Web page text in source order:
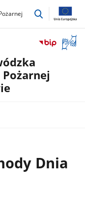
przejdź
okno
Dnia